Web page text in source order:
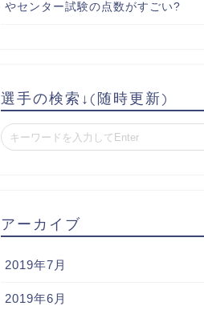
やセンター試験の点数がすごい?
選手の検索↓(随時更新)
アーカイブ
2019年7月
2019年6月